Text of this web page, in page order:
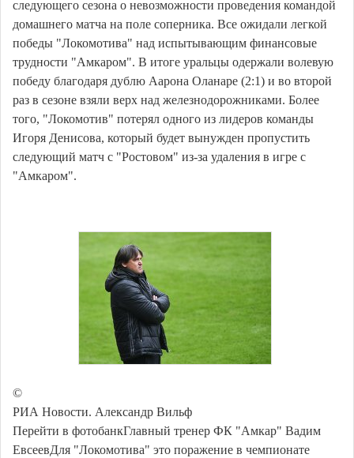
следующего сезона о невозможности проведения командой
домашнего матча на поле соперника. Все ожидали легкой
победы "Локомотива" над испытывающим финансовые
трудности "Амкаром". В итоге уральцы одержали волевую
победу благодаря дублю Аарона Оланаре (2:1) и во второй
раз в сезоне взяли верх над железнодорожниками. Более
того, "Локомотив" потерял одного из лидеров команды
Игоря Денисова, который будет вынужден пропустить
следующий матч с "Ростовом" из-за удаления в игре с
"Амкаром".
©
РИА Новости. Александр Вильф
Перейти в фотобанкГлавный тренер ФК "Амкар" Вадим
ЕвсеевДля "Локомотива" это поражение в чемпионате